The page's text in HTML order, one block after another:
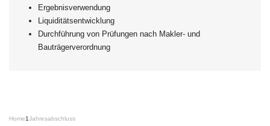
Ergebnisverwendung
Liquiditätsentwicklung
Durchführung von Prüfungen nach Makler- und
Bauträgerverordnung
Home1Jahresabschluss